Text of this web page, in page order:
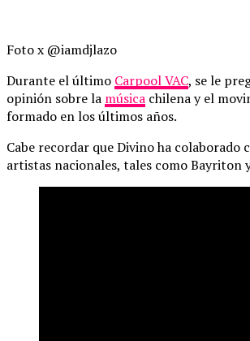
Foto x @iamdjlazo
Durante el último Carpool VAC, se le
opinión sobre la música chilena y el
formado en los últimos años.
Cabe recordar que Divino ha colaborado
artistas nacionales, tales como Bayriton